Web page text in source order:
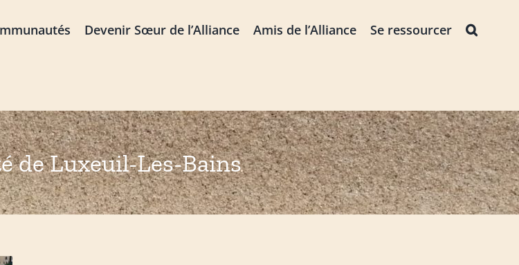
Devenir Sœur de l’Alliance Amis de l’Alliance Se ressourcer
de Luxeuil-Les-Bains